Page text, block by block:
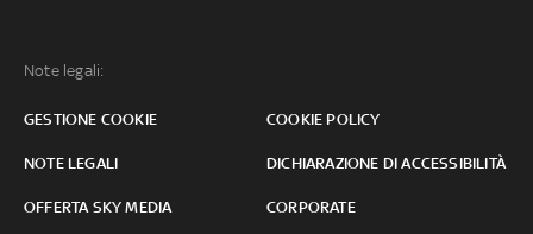
Note legali:
GESTIONE COOKIE COOKIE POLICY
NOTE LEGALI DICHIARAZIONE DI ACCESSIBILITÀ
OFFERTA SKY MEDIA CORPORATE